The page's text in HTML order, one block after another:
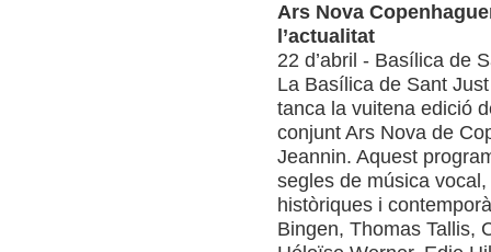
Ars Nova
l’actualitat
22 d’abril - Basílica de
La Basílica de Sant
tanca la vuitena edició
conjunt Ars Nova de
Jeannin. Aquest
segles de música
històriques i
Bingen, Thomas Tallis,